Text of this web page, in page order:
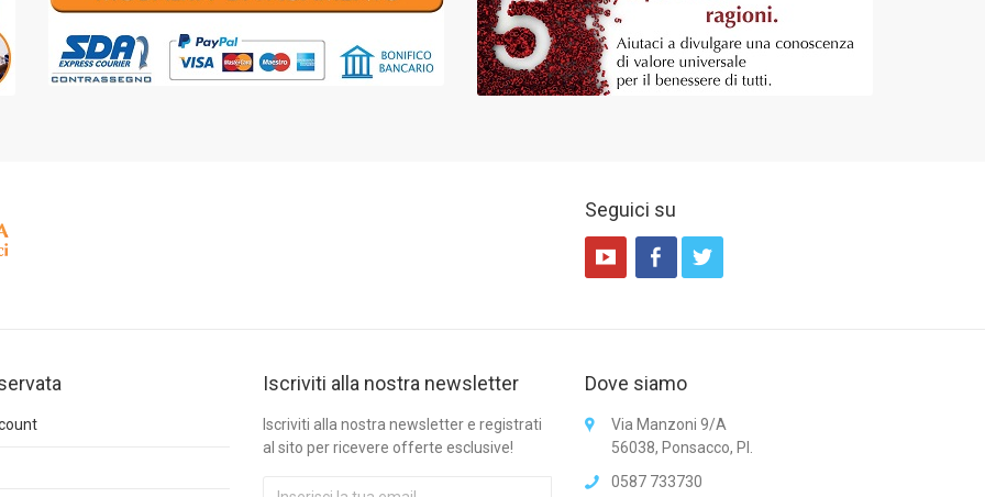
Seguici su
Iscriviti alla nostra newsletter
Iscriviti alla nostra newsletter e registrati
al sito per ricevere offerte esclusive!
Dove siamo
Via Manzoni 9/A
56038, Ponsacco, PI.
0587 733730